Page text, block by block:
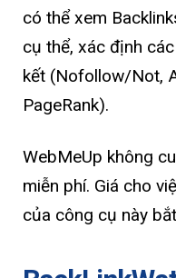
có thể xem
cụ thể, xác định
kết (Nofollow/Not,
PageRank).
WebMeUp không
miễn phí. Giá cho
của công cụ này